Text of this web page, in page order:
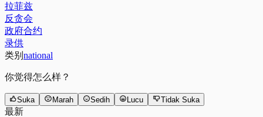
拉菲兹
反贪会
政府合约
录供
类别 national
你觉得怎么样？
Suka Marah Sedih Lucu Tidak Suka
最新